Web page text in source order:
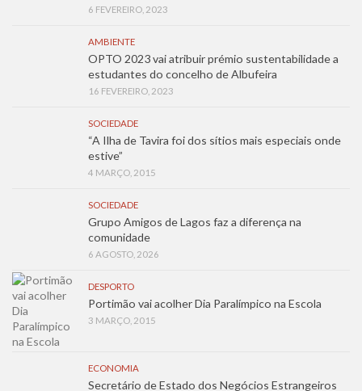
6 FEVEREIRO, 2023
AMBIENTE
OPTO 2023 vai atribuir prémio sustentabilidade a
estudantes do concelho de Albufeira
16 FEVEREIRO, 2023
SOCIEDADE
“A Ilha de Tavira foi dos sítios mais especiais onde
estive”
4 MARÇO, 2015
SOCIEDADE
Grupo Amigos de Lagos faz a diferença na
comunidade
6 AGOSTO, 2026
DESPORTO
Portimão vai acolher Dia Paralímpico na Escola
3 MARÇO, 2015
ECONOMIA
Secretário de Estado dos Negócios Estrangeiros